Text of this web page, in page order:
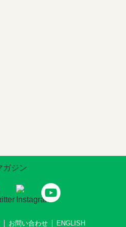
お問い合わせ ENGLISH